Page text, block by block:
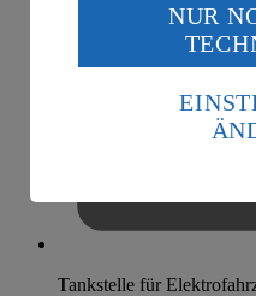
Tankstelle für
Wenn du auf
des Art. 49 Abs. 1 Satz 1
Daten in den USA
die USA als Land mit
Standards nicht
Es besteht das Risiko
Informationen zum
imImpressum
NUR